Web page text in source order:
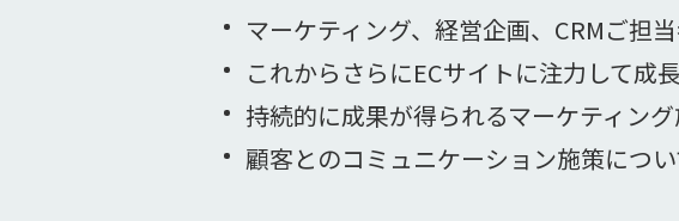
マーケティング、経営企画、CRMご担
これからさらにECサイトに注力して成
持続的に成果が得られるマーケティン
顧客とのコミュニケーション施策につ